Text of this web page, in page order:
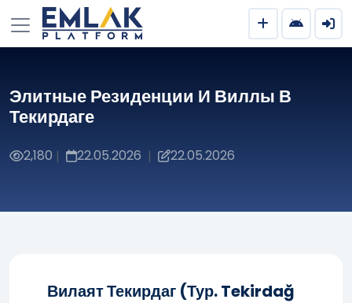
Элитные Резиденции И Виллы В
Текирдаге
2,180 | 22.05.2026 | 22.05.2026
Вилаят Текирдаг (тур. Tekirdağ